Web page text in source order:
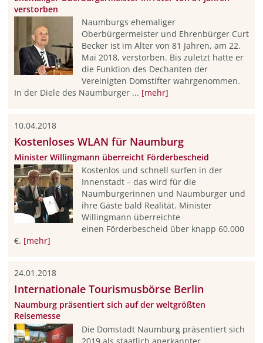
verstorben
Naumburgs ehemaliger
Oberbürgermeister und Ehrenbürger Curt
Becker ist im Alter von 81 Jahren, am 22.
Mai 2018, verstorben. Bis zuletzt hatte er
die Funktion des Dechanten der
Vereinigten Domstifter wahrgenommen.
In der Diele des Naumburger ... [mehr]
10.04.2018
Kostenloses WLAN für Naumburg
Minister Willingmann überreicht Förderbescheid
Kostenlos und schnell surfen in der
Innenstadt – das wird für die
Naumburgerinnen und Naumburger und
ihre Gäste bald Realität. Minister
Willingmann überreichte
einen Förderbescheid über knapp 60.000
€. [mehr]
24.01.2018
Internationale Tourismusbörse Berlin
Naumburg präsentiert sich auf der weltgrößten
Reisemesse
Die Domstadt Naumburg präsentiert sich
2019 als staatlich anerkannter